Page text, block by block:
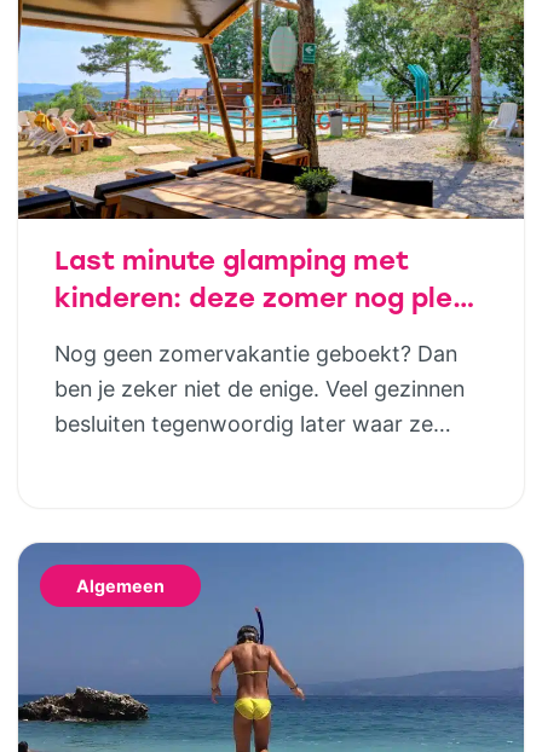
hoeft helemaal niet ingewikkeld te zijn;
juist […]
Last minute glamping met
kinderen: deze zomer nog plek
Vodatent en Tendi
Nog geen zomervakantie geboekt? Dan
ben je zeker niet de enige. Veel gezinnen
besluiten tegenwoordig later waar ze
niet helemaal bij jullie past. Wie houdt van
het buitenleven, maar niet wil slepen met
Algemeen